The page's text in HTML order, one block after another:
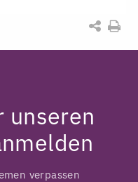
unseren
verpassen